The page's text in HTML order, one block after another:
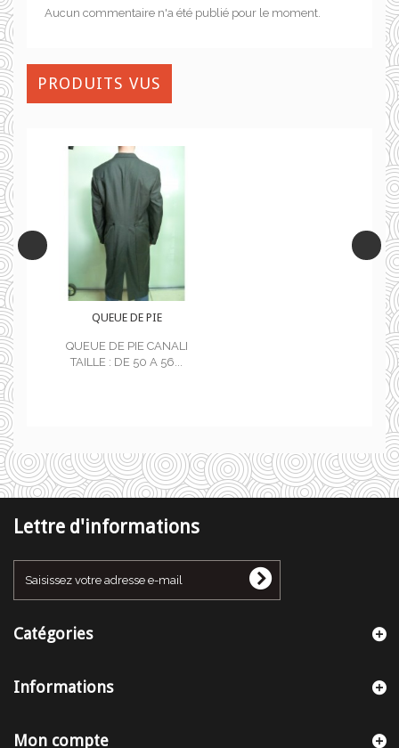
Aucun commentaire n'a été publié pour le moment.
PRODUITS VUS
QUEUE DE PIE
QUEUE DE PIE CANALI
TAILLE : DE 50 A 56...
Lettre d'informations
Catégories
Informations
Mon compte